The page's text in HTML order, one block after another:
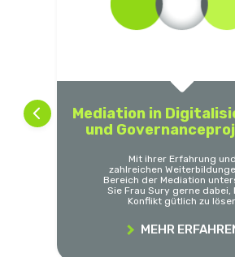
Mediation in
und
Mit ihrer Erfahrung und
zahlreichen
Bereich der Mediation
Sie Frau Sury gerne dabei,
Konflikt gütlich zu
MEHR